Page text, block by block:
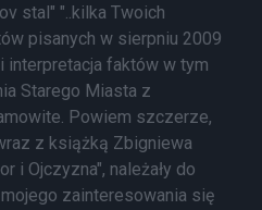
stal" "..kilka Twoich
pisanych w sierpniu 2009
interpretacja faktów w tym
Starego Miasta z
Powiem szczerze,
z książką Zbigniewa
i Ojczyzna", należały do
zainteresowania się